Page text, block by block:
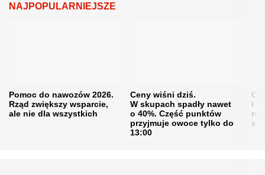
NAJPOPULARNIEJSZE
Pomoc do nawozów 2026.
Rząd zwiększy wsparcie,
ale nie dla wszystkich
Ceny wiśni dziś.
W skupach spadły nawet
o 40%. Część punktów
przyjmuje owoce tylko do
13:00
i